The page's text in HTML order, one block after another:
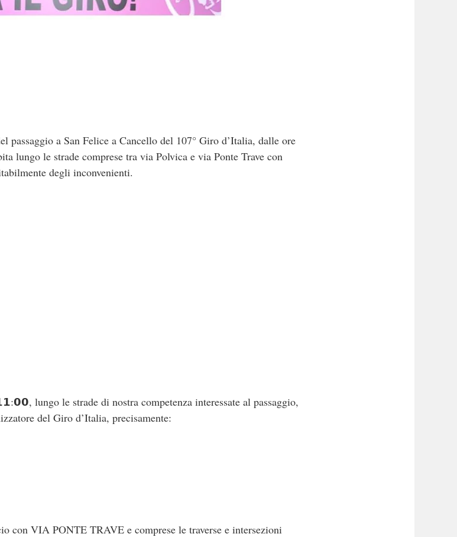
passaggio a San Felice a Cancello del 107° Giro d’Italia, dalle ore
lungo le strade comprese tra via Polvica e via Ponte Trave con
degli inconvenienti.
lungo le strade di nostra competenza interessate al passaggio,
del Giro d’Italia, precisamente:
VIA PONTE TRAVE e comprese le traverse e intersezioni